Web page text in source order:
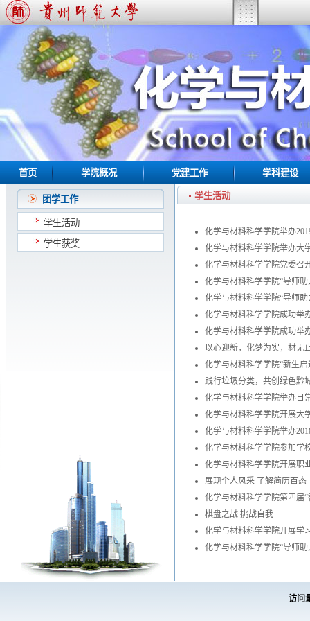
首页 学院概况 党建工作 学科建设
团学工作
学生活动
学生获奖
学生活动
化学与材料科学学院举办
化学与材料科学学院举办大
化学与材料科学学院党委召
化学与材料科学学院“导师
化学与材料科学学院“导师
化学与材料科学学院成功举
化学与材料科学学院成功举
以心迎新，化梦为实，材无
化学与材料科学学院“新生
践行垃圾分类，共创绿色黔
化学与材料科学学院举办日
化学与材料科学学院开展大
化学与材料科学学院举办
化学与材料科学学院参加学
化学与材料科学学院开展职
展现个人风采 了解简历百态
化学与材料科学学院第四届
棋盘之战 挑战自我
化学与材料科学学院开展学
化学与材料科学学院“导师
访问